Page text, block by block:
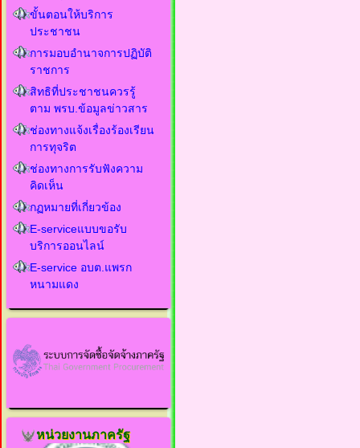
ขั้นตอนให้บริการ
ประชาชน
การมอบอำนาจการปฏิบัติ
ราชการ
สิทธิที่ประชาชนควรรู้
ตาม พรบ.ข้อมูลข่าวสาร
ช่องทางแจ้งเรื่องร้องเรียน
การทุจริต
ช่องทางการรับฟังความ
คิดเห็น
กฏหมายที่เกี่ยวข้อง
E-serviceแบบขอรับ
บริการออนไลน์
E-service อบต.แพรก
หนามแดง
หน่วยงานภาครัฐ